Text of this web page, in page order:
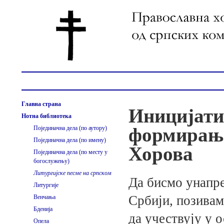
Главна страна
Нотна библиотека
Појединачна дела (по аутору)
Појединачна дела (по имену)
Појединачна дела (по месту у
богослужењу)
Литургијске песме на српском
Литургије
Венчања
Бденија
Опела
Хорова
Да бисмо
Србији,
да учествују у